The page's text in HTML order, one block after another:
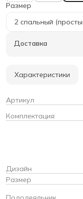
Размер
2 спальный
Доставка
Характеристики
Артикул
Комплектация
Дизайн
Размер